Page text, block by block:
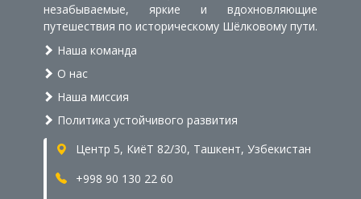
незабываемые, яркие и вдохновляющие
путешествия по историческому Шёлковому пути.
Наша команда
О нас
Наша миссия
Политика устойчивого развития
Центр 5, КиёТ 82/30, Ташкент, Узбекистан
+998 90 130 22 60